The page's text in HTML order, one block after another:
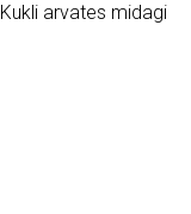
arvates midagi